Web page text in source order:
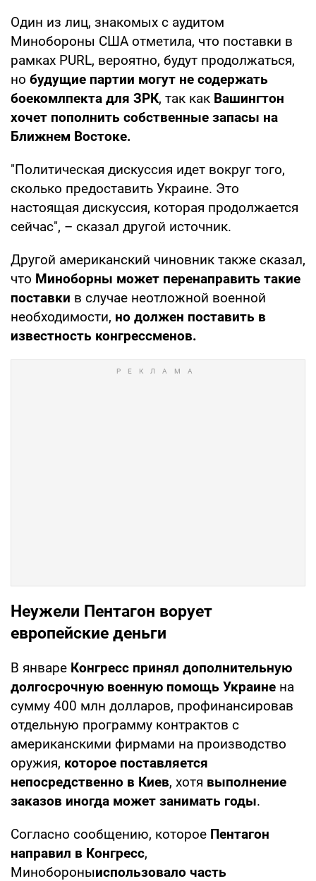
Один из лиц, знакомых с аудитом
Минобороны США отметила, что поставки в
рамках PURL, вероятно, будут продолжаться,
но будущие партии могут не содержать
боекомлпекта для ЗРК, так как Вашингтон
хочет пополнить собственные запасы на
Ближнем Востоке.
"Политическая дискуссия идет вокруг того,
сколько предоставить Украине. Это
настоящая дискуссия, которая продолжается
сейчас", – сказал другой источник.
Другой американский чиновник также сказал,
что Миноборны может перенаправить такие
поставки в случае неотложной военной
необходимости, но должен поставить в
известность конгрессменов.
Неужели Пентагон ворует
европейские деньги
В январе Конгресс принял дополнительную
долгосрочную военную помощь Украине на
сумму 400 млн долларов, профинансировав
отдельную программу контрактов с
американскими фирмами на производство
оружия, которое поставляется
непосредственно в Киев, хотя выполнение
заказов иногда может занимать годы.
Согласно сообщению, которое Пентагон
направил в Конгресс,
Минобороныиспользовало часть